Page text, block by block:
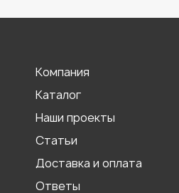
Компания
Каталог
Наши проекты
Статьи
Доставка и оплата
Ответы